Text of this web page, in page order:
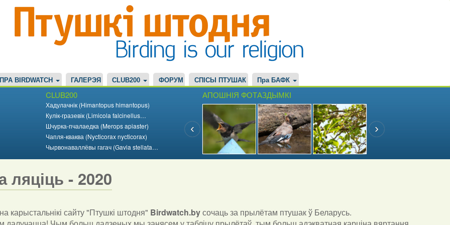
ПРА BIRDWATCH ГАЛЕРЭЯ CLUB200 ФОРУМ СПІСЫ ПТУШАК Пра БАФК
CLUB200
Хадулачнік (Himantopus himantopus)
Кулік-гразевік (Limicola falcinellus…
Шчурка-пчалаедка (Merops apiaster)
Чапля-кваква (Nycticorax nycticorax)
Чырвонаваллёвы гагач (Gavia stellata…
АПОШНІЯ ФОТАЗДЫМКІ
ляціць - 2020
карыстальнікі сайту "Птушкі штодня" Birdwatch.byсочаць за прылётам птушак ў Беларусь.